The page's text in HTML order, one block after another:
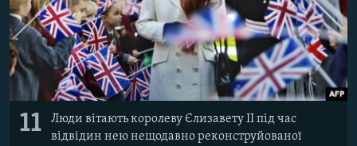
11
Люди вітають королеву Єлизавету II під час
відвідин нею нещодавно реконструйованої